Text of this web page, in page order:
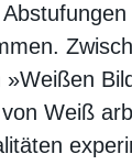
Weiß